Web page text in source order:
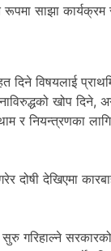
साझा कार्यक्रम
दिने विषयलाई
खोप दिने,
र नियन्त्रणका
दोषी देखिएमा
सुरु गरिहाल्ने